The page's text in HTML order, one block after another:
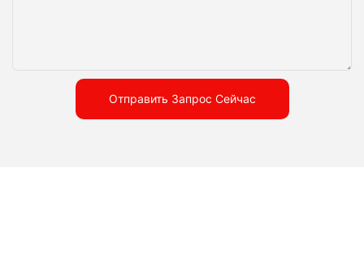
Отправить Запрос Сейчас